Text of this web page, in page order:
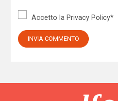
Accetto la Privacy Policy*